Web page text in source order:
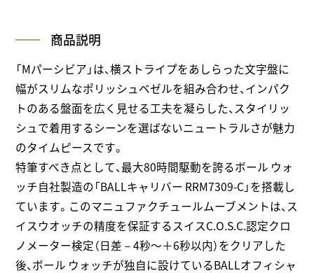
商品説明
「Mパーシビア」は、横ストライプをあしらった文字盤に
幅がスリムなポリッシュベゼルを組み合わせ、インパク
トのある盤面を広く見せる工夫を凝らした、スタイリッ
シュで着用するシーンを選ばないニュートラルさが魅力
のタイムピースです。
特筆すべき点として、最大80時間駆動を誇るボール ウォ
ッチ自社製造の「BALLキャリバー RRM7309-C」を搭載し
ています。このマニュファクチュールムーブメントは、ス
イスウオッチの精度を保証するスイスC.O.S.C.認定クロ
ノメーター検定（日差－4秒～＋6秒以内）をクリアした
後、ボール ウォッチが独自に設けているBALLオフィシャ